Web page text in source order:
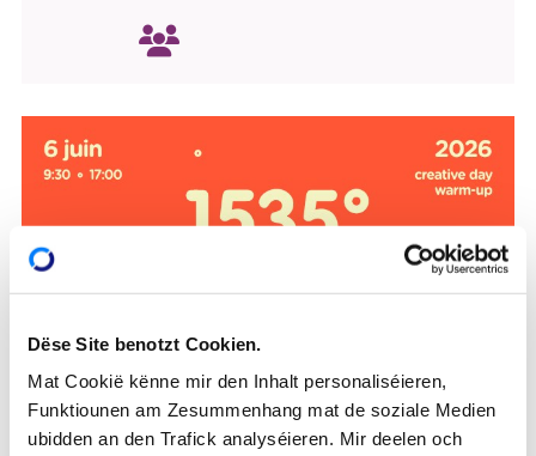
Dëse Site benotzt Cookien.
Mat Cookië kënne mir den Inhalt personaliséieren,
Funktiounen am Zesummenhang mat de soziale Medien
ubidden an den Trafick analyséieren. Mir deelen och